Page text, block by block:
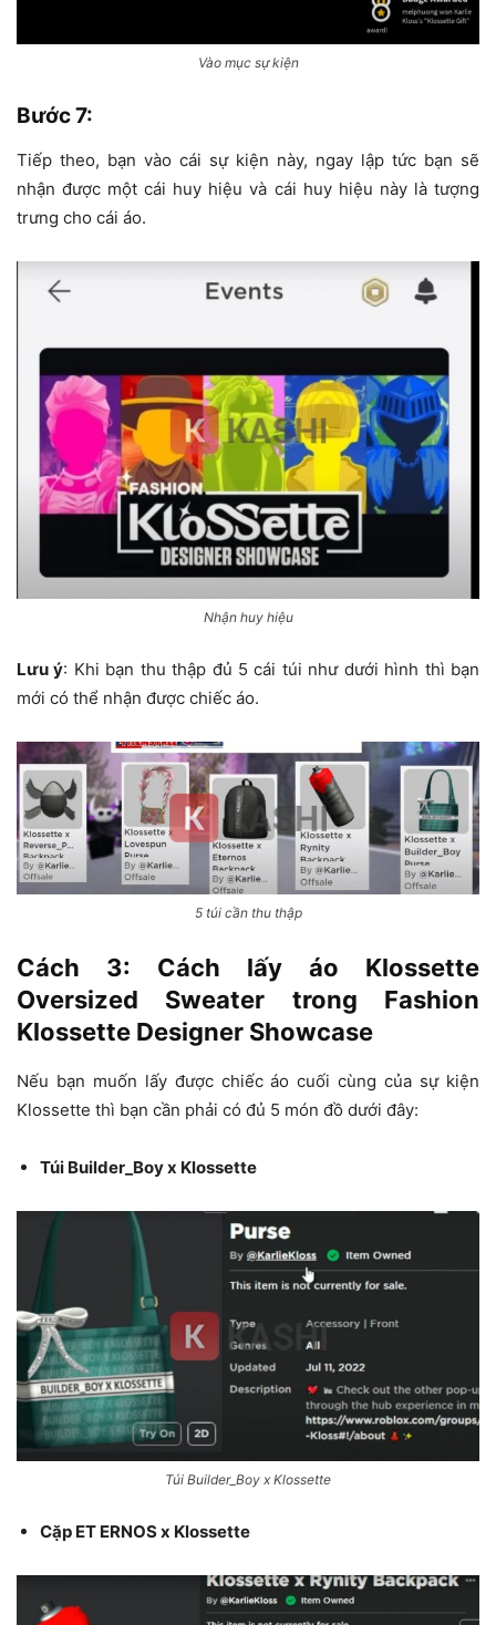
Vào mục sự kiện
Bước 7:
Tiếp theo, bạn vào cái sự kiện này, ngay lập tức bạn sẽ
nhận được một cái huy hiệu và cái huy hiệu này là tượng
trưng cho cái áo.
Nhận huy hiệu
Lưu ý: Khi bạn thu thập đủ 5 cái túi như dưới hình thì bạn
mới có thể nhận được chiếc áo.
5 túi cần thu thập
Cách 3: Cách lấy áo Klossette
Oversized Sweater trong Fashion
Klossette Designer Showcase
Nếu bạn muốn lấy được chiếc áo cuối cùng của sự kiện
Klossette thì bạn cần phải có đủ 5 món đồ dưới đây:
Túi Builder_Boy x Klossette
Túi Builder_Boy x Klossette
Cặp ET ERNOS x Klossette